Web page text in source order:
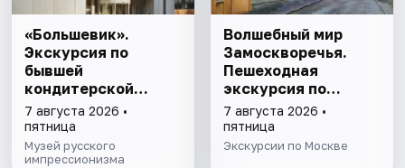
«Большевик».
Экскурсия по
бывшей
кондитерской
фабрике
7 августа 2026 •
пятница
Музей русского
импрессионизма
Волшебный мир
Замоскворечья.
Пешеходная
экскурсия по
Москве
7 августа 2026 •
пятница
Экскурсии по Москве